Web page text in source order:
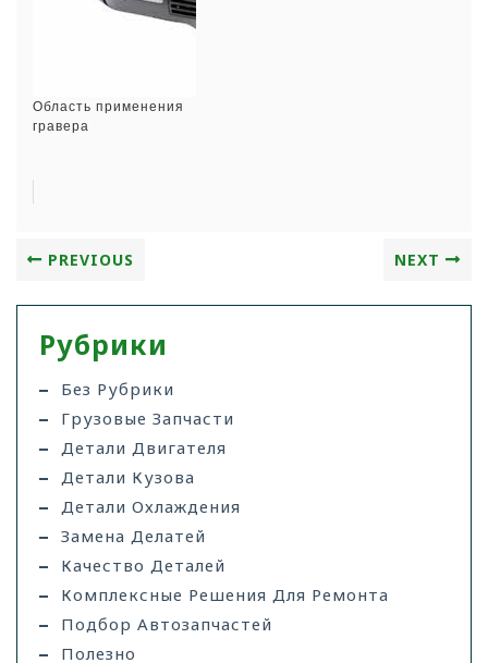
Область применения
гравера
PREVIOUS NEXT
Рубрики
Без Рубрики
Грузовые Запчасти
Детали Двигателя
Детали Кузова
Детали Охлаждения
Замена Делатей
Качество Деталей
Комплексные Решения Для Ремонта
Подбор Автозапчастей
Полезно